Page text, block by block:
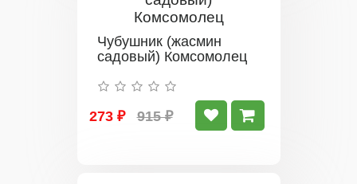
Чубушник (жасмин
садовый) Комсомолец
273 ₽ 915 ₽